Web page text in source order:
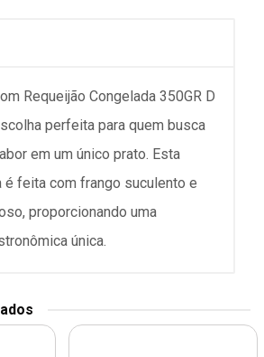
Requeijão Congelada 350GR D
perfeita para quem busca
em um único prato. Esta
feita com frango suculento e
proporcionando uma
única.